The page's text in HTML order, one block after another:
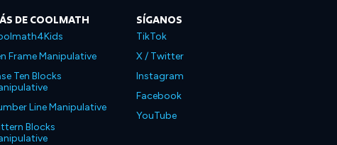
DE COOLMATH
Frame Manipulative
Ten Blocks
Line Manipulative
Blocks
SÍGANOS
TikTok
X / Twitter
Instagram
Facebook
YouTube